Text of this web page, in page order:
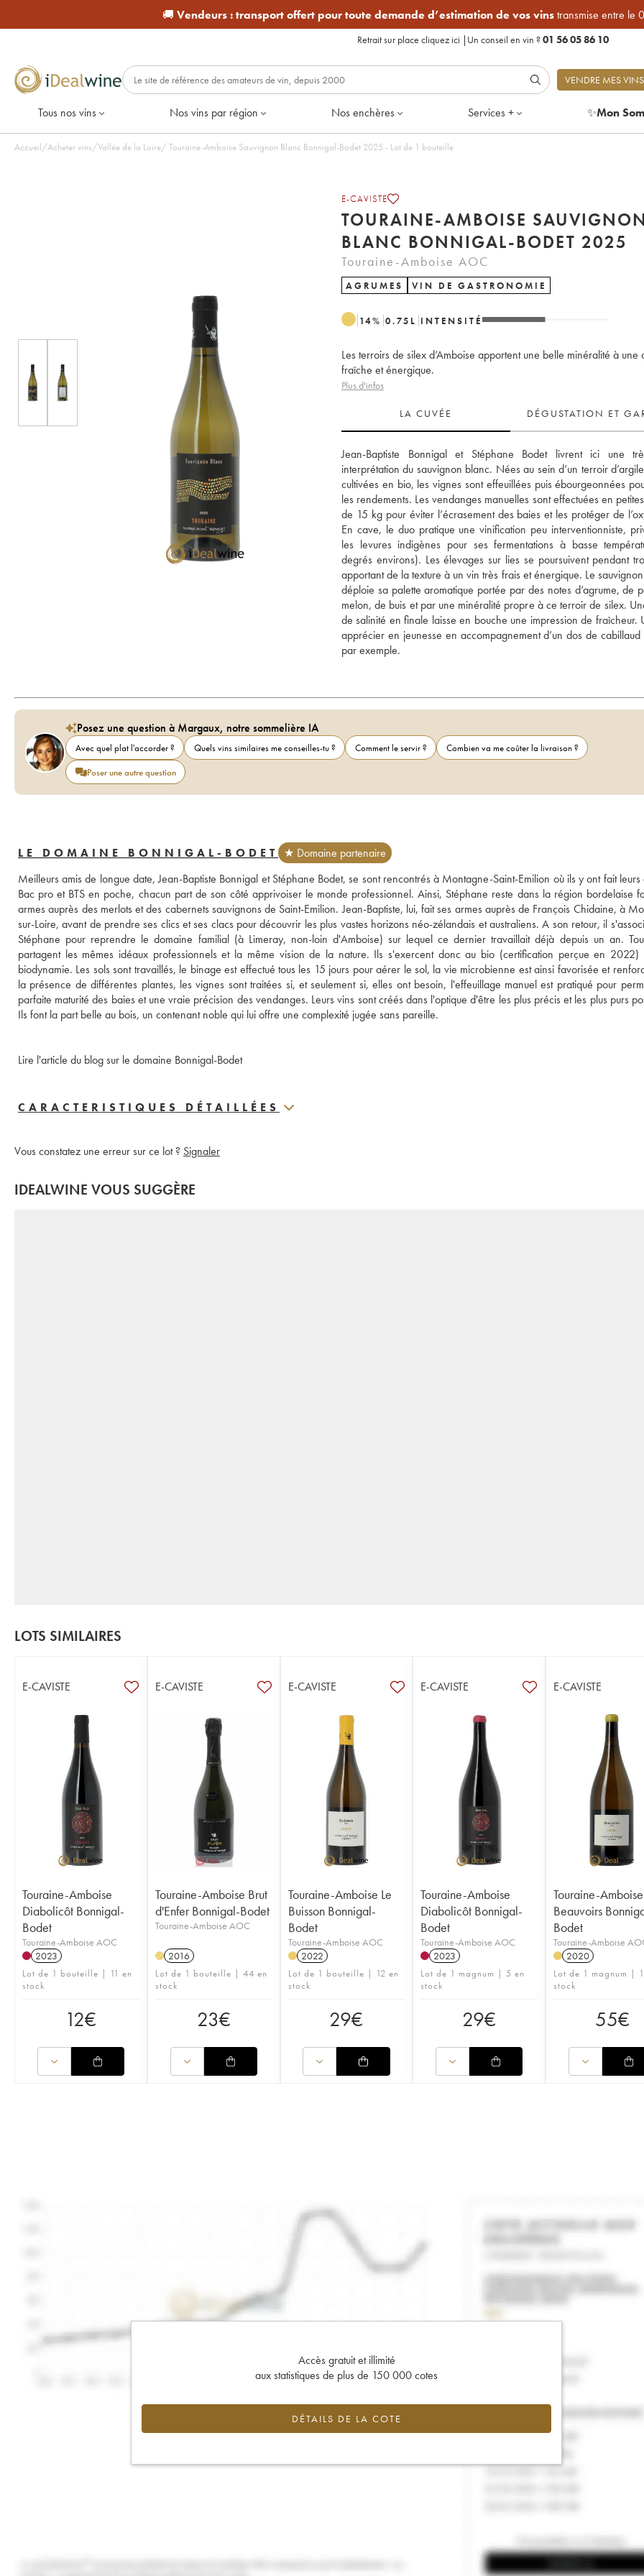
🚚 Vendeurs :transport offert pour toute demande d’estimation de vos vinstransmise entre le
Retrait sur place cliquez ici | Un conseil en vin ?01 56 05 86 10
VENDRE MES VINS
Tous nos vins Nos vins par région Nos enchères Services + ✨Mon
Accueil/Acheter vins/Vallée de la Loire/ Touraine-Amboise Sauvignon Blanc Bonnigal-Bodet 2025 - Lot de 1 bouteille
E-CAVISTE
TOURAINE-AMBOISE SAUVIGNON
BLANC BONNIGAL-BODET 2025
Touraine-Amboise AOC
AGRUMES VIN DE GASTRONOMIE
14% 0.75 L INTENSITÉ
Les terroirs de silex d’Amboise apportent une belle minéralité à une
fraîche et énergique.
Plus d'infos
LA CUVÉE DÉGUSTATION ET
Jean-Baptiste Bonnigal et Stéphane Bodet livrent ici une
interprétation du sauvignon blanc. Nées au sein d’un terroir
cultivées en bio, les vignes sont effeuillées puis ébourgeonnées
les rendements. Les vendanges manuelles sont effectuées en
de 15 kg pour éviter l’écrasement des baies et les protéger de
En cave, le duo pratique une vinification peu interventionniste,
les levures indigènes pour ses fermentations à basse
degrés environs). Les élevages sur lies se poursuivent pendant
apportant de la texture à un vin très frais et énergique. Le
déploie sa palette aromatique portée par des notes d’agrume, de
melon, de buis et par une minéralité propre à ce terroir de silex.
de salinité en finale laisse en bouche une impression de fraîcheur.
apprécier en jeunesse en accompagnement d’un dos de cabillaud
par exemple.
Posez une question à Margaux, notre sommelière IA
Avec quel plat l'accorder ? Quels vins similaires me conseilles-tu ? Comment le servir ?
Combien va me coûter la livraison ?
Poser une autre question
LE DOMAINE BONNIGAL-BODET
★ Domaine partenaire
Meilleurs amis de longue date, Jean-Baptiste Bonnigal et Stéphane Bodet, se sont rencontrés à Montagne-Saint-Emilion où ils y ont fait leurs
Bac pro et BTS en poche, chacun part de son côté apprivoiser le monde professionnel. Ainsi, Stéphane reste dans la région bordelaise
armes auprès des merlots et des cabernets sauvignons de Saint-Emilion. Jean-Baptiste, lui, fait ses armes auprès de François Chidaine, à
sur-Loire, avant de prendre ses clics et ses clacs pour découvrir les plus vastes horizons néo-zélandais et australiens. A son retour, il
Stéphane pour reprendre le domaine familial (à Limeray, non-loin d'Amboise) sur lequel ce dernier travaillait déjà depuis un an.
partagent les mêmes idéaux professionnels et la même vision de la nature. Ils s'exercent donc au bio (certification perçue en
biodynamie. Les sols sont travaillés, le binage est effectué tous les 15 jours pour aérer le sol, la vie microbienne est ainsi favorisée et
la présence de différentes plantes, les vignes sont traitées si, et seulement si, elles ont besoin, l'effeuillage manuel est pratiqué pour
parfaite maturité des baies et une vraie précision des vendanges. Leurs vins sont créés dans l'optique d'être les plus précis et les plus purs
Ils font la part belle au bois, un contenant noble qui lui offre une complexité jugée sans pareille.
Lire l'article du blog sur le domaine Bonnigal-Bodet
CARACTERISTIQUES DÉTAILLÉES
Vous constatez une erreur sur ce lot ? Signaler
IDEALWINE VOUS SUGGÈRE
LOTS SIMILAIRES
E-CAVISTE
Touraine-Amboise
Diabolicôt Bonnigal-
Bodet
Touraine-Amboise AOC
2023
Lot de 1 bouteille | 11 en
stock
12€
E-CAVISTE
Touraine-Amboise Brut
d'Enfer Bonnigal-Bodet
Touraine-Amboise AOC
H 2016
Lot de 1 bouteille | 44 en
stock
23€
E-CAVISTE
Touraine-Amboise Le
Buisson Bonnigal-
Bodet
Touraine-Amboise AOC
2022
Lot de 1 bouteille | 12 en
stock
29€
E-CAVISTE
Touraine-Amboise
Diabolicôt Bonnigal-
Bodet
Touraine-Amboise AOC
2023
Lot de 1 magnum | 5 en
stock
29€
E-CAVISTE
Touraine-
Beauvoirs
Bodet
Touraine-Amboise
2020
Lot de 1 magnum |
stock
55€
Accès gratuit et illimité
aux statistiques de plus de 150 000 cotes
DÉTAILS DE LA COTE